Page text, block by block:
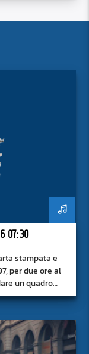
07:30
stampata e
per due ore al
un quadro
fermarsi alla